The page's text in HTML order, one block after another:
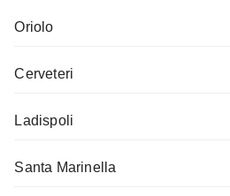
Oriolo
Cerveteri
Ladispoli
Santa Marinella